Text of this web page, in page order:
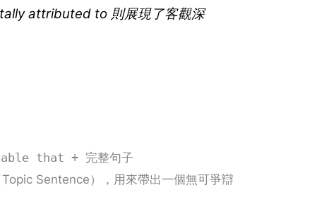
attributed to則展現了客觀深
that + 完整句子
Sentence），用來帶出一個無可爭辯